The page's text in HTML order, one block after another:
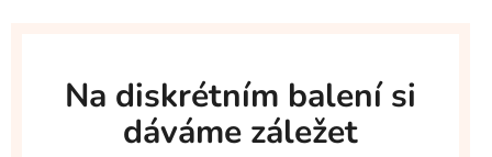
Na diskrétním balení si
dáváme záležet